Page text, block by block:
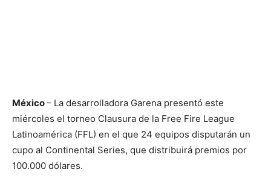
México– La desarrolladora Garena presentó este
miércoles el torneo Clausura de la Free Fire League
Latinoamérica (FFL) en el que 24 equipos disputarán un
cupo al Continental Series, que distribuirá premios por
100.000 dólares.